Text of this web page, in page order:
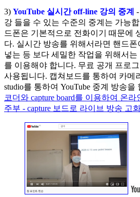
3) YouTube 실시간 off-line 강의 중계
강 들을 수 있는 수준의 중계는 가능
드폰은 기본적으로 전화이기 때문에
다. 실시간 방송를 위해서라면 핸드
넣는 등 보다 세밀한 작업을 위해서
를 이용해야 합니다. 무료 공개 프로
사용됩니다. 캡쳐보드를 통하여 카메
studio를 통하여 YouTube 중계 방송을
코더와 capture board를 이용하여 온라
주부 - capture 보드로 라이브 방송 고